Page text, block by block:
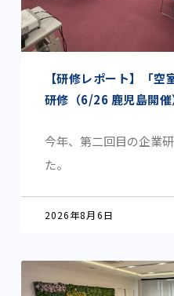
【研修レポート】「空
研修（6/26 鹿児島開催
今年、第二回目の企業
た。
2026年8月6日